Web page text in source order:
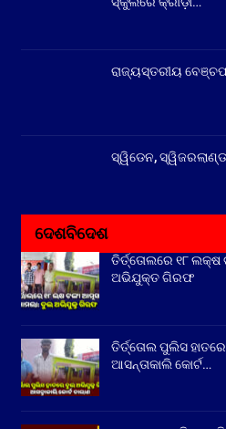
ରାଜ୍ୟସ୍ତରୀୟ
ସ୍ୱିଡେନ,
ଦେଶବିଦେଶ
ତିର୍ତ୍ତୋଲରେ ୧୮ ଲକ୍ଷ
ଅଭିଯୁକ୍ତ ଗିରଫ
ତିର୍ତ୍ତୋଲ ପୁଲିସ
ଆସନ୍ତାକାଲି କୋର୍ଟ…